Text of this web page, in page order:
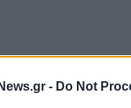
- Do Not